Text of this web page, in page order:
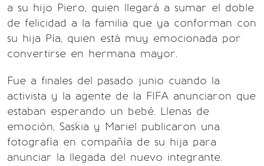
a su hijo Piero, quien llegará a sumar el doble
de felicidad a la familia que ya conforman con
su hija Pía, quien está muy emocionada por
convertirse en hermana mayor.
Fue a finales del pasado junio cuando la
activista y la agente de la FIFA anunciaron que
estaban esperando un bebé. Llenas de
emoción, Saskia y Mariel publicaron una
fotografía en compañía de su hija para
anunciar la llegada del nuevo integrante.